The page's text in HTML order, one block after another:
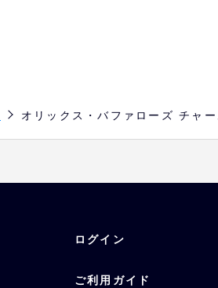
オリックス・バファローズ チャ
ログイン
ご利用ガイド